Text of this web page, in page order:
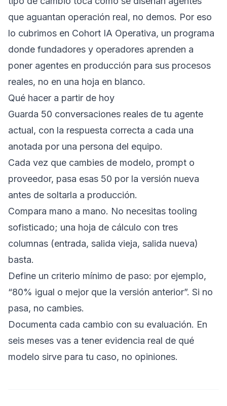
que aguantan operación real, no demos. Por eso
lo cubrimos en Cohort IA Operativa, un programa
donde fundadores y operadores aprenden a
poner agentes en producción para sus procesos
reales, no en una hoja en blanco.
Qué hacer a partir de hoy
Guarda 50 conversaciones reales de tu agente
actual, con la respuesta correcta a cada una
anotada por una persona del equipo.
Cada vez que cambies de modelo, prompt o
proveedor, pasa esas 50 por la versión nueva
antes de soltarla a producción.
Compara mano a mano. No necesitas tooling
sofisticado; una hoja de cálculo con tres
columnas (entrada, salida vieja, salida nueva)
basta.
Define un criterio mínimo de paso: por ejemplo,
“80% igual o mejor que la versión anterior”. Si no
pasa, no cambies.
Documenta cada cambio con su evaluación. En
seis meses vas a tener evidencia real de qué
modelo sirve para tu caso, no opiniones.